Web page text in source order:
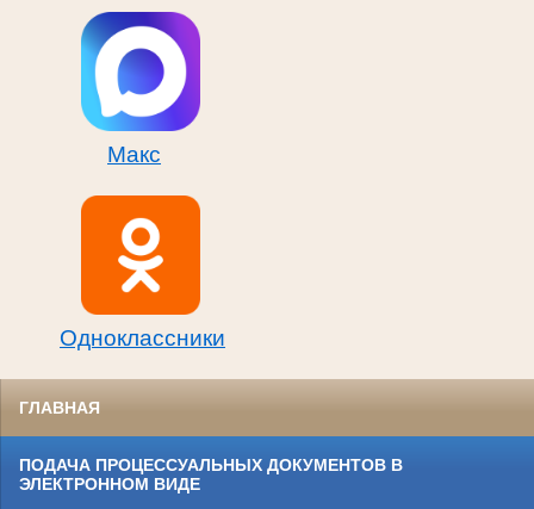
Макс
Одноклассники
ГЛАВНАЯ
ПОДАЧА ПРОЦЕССУАЛЬНЫХ ДОКУМЕНТОВ В
ЭЛЕКТРОННОМ ВИДЕ